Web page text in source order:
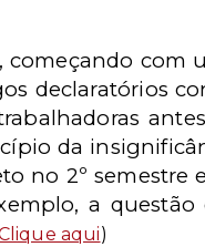
começando com
declaratórios
da
no 2º semestre
a questão
aqui)